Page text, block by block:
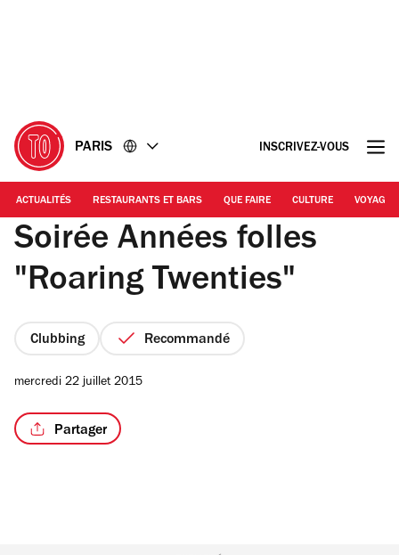
PARIS INSCRIVEZ-VOUS
ACTUALITÉS RESTAURANTS ET BARS QUE FAIRE CULTURE VOYAGE
Soirée Années folles
"Roaring Twenties"
Clubbing Recommandé
mercredi 22 juillet 2015
Partager